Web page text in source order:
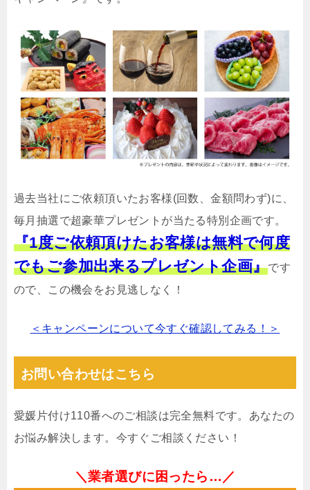
過去当社にご依頼頂いたお客様(回数、金額問わず)に、
毎月抽選で超豪華プレゼントが当たる特別企画です。
『1度ご依頼頂けたお客様は無料で何度
でもご参加出来るプレゼント企画』です
ので、この機会をお見逃しなく！
＜キャンペーンについて今すぐ確認してみる！＞
お問い合わせはこちら
愛媛片付け110番へのご相談は完全無料です。あなたの
お悩み解決します。今すぐご相談ください！
＼業者選びに困ったら…／